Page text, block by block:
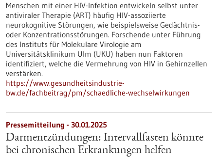
Menschen mit einer HIV-​Infektion entwickeln selbst unter
antiviraler Therapie (ART) häufig HIV-​assoziierte
neurokognitive Störungen, wie beispielsweise Gedächtnis-​
oder Konzentrationsstörungen. Forschende unter Führung
des Instituts für Molekulare Virologie am
Universitätsklinikum Ulm (UKU) haben nun Faktoren
identifiziert, welche die Vermehrung von HIV in Gehirnzellen
verstärken.
https://www.gesundheitsindustrie-
bw.de/fachbeitrag/pm/schaedliche-wechselwirkungen
Pressemitteilung - 30.01.2025
Darmentzündungen: Intervallfasten könnte
bei chronischen Erkrankungen helfen